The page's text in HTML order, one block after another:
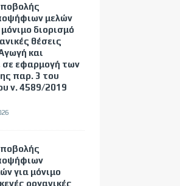
μελών
διορισμό
θέσεις
και
σε εφαρμογή των
παρ. 3 του
ν. 4589/2019
για μόνιμο
οργανικές